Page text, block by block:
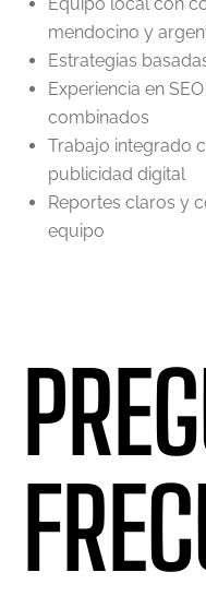
mendocino y
Estrategias
Experiencia en
combinados
Trabajo integrado
publicidad digital
Reportes claros y
equipo